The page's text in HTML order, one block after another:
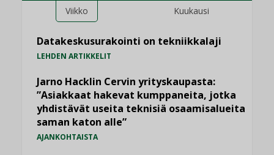
Viikko Kuukausi
Datakeskusurakointi on tekniikkalaji
LEHDEN ARTIKKELIT
Jarno Hacklin Cervin yrityskaupasta:
”Asiakkaat hakevat kumppaneita, jotka
yhdistävät useita teknisiä osaamisalueita
saman katon alle”
AJANKOHTAISTA